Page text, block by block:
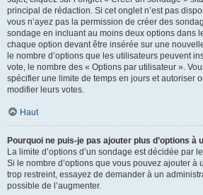
principal de rédaction. Si cet onglet n’est pas
vous n’ayez pas la permission de créer des
sondage en incluant au moins deux options dans
chaque option devant être insérée sur une
le nombre d’options que les utilisateurs peuvent
vote, le nombre des « Options par utilisateur ».
spécifier une limite de temps en jours et autoriser
modifier leurs votes.
Haut
Pourquoi ne puis-je pas ajouter plus d’options à
La limite d’options d’un sondage est décidée par
Si le nombre d’options que vous pouvez ajouter à
trop restreint, essayez de demander à un
possible de l’augmenter.